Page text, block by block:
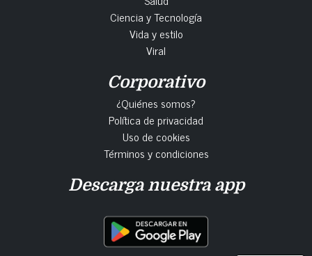
Ciencia y Tecnología
Vida y estilo
Viral
Corporativo
¿Quiénes somos?
Política de privacidad
Uso de cookies
Términos y condiciones
Descarga nuestra app